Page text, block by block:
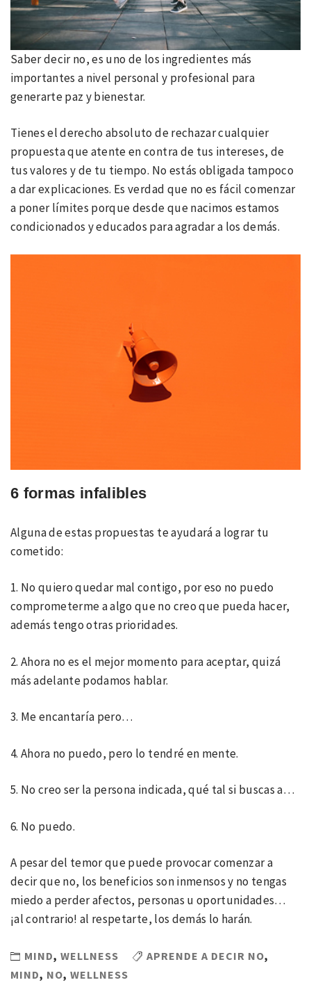
Saber decir no, es uno de los ingredientes más
importantes a nivel personal y profesional para
generarte paz y bienestar.
Tienes el derecho absoluto de rechazar cualquier
propuesta que atente en contra de tus intereses, de
tus valores y de tu tiempo. No estás obligada tampoco
a dar explicaciones. Es verdad que no es fácil comenzar
a poner límites porque desde que nacimos estamos
condicionados y educados para agradar a los demás.
6 formas infalibles
Alguna de estas propuestas te ayudará a lograr tu
cometido:
1. No quiero quedar mal contigo, por eso no puedo
comprometerme a algo que no creo que pueda hacer,
además tengo otras prioridades.
2. Ahora no es el mejor momento para aceptar, quizá
más adelante podamos hablar.
3. Me encantaría pero…
4. Ahora no puedo, pero lo tendré en mente.
5. No creo ser la persona indicada, qué tal si buscas a…
6. No puedo.
A pesar del temor que puede provocar comenzar a
decir que no, los beneficios son inmensos y no tengas
miedo a perder afectos, personas u oportunidades…
¡al contrario! al respetarte, los demás lo harán.
MIND, WELLNESS APRENDE A DECIR NO,
MIND, NO, WELLNESS